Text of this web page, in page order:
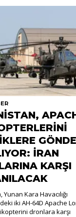
İRAN
KARŞI
Kara Havacılığı
iki AH-64D Apache
dronlara karşı